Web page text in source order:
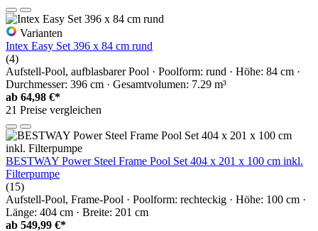
Varianten
Intex Easy Set 396 x 84 cm rund
(4)
Aufstell-Pool, aufblasbarer Pool · Poolform: rund · Höhe: 84 cm ·
Durchmesser: 396 cm · Gesamtvolumen: 7.29 m³
ab 64,98 €*
21 Preise vergleichen
BESTWAY Power Steel Frame Pool Set 404 x 201 x 100 cm inkl.
Filterpumpe
(15)
Aufstell-Pool, Frame-Pool · Poolform: rechteckig · Höhe: 100 cm ·
Länge: 404 cm · Breite: 201 cm
ab 549,99 €*